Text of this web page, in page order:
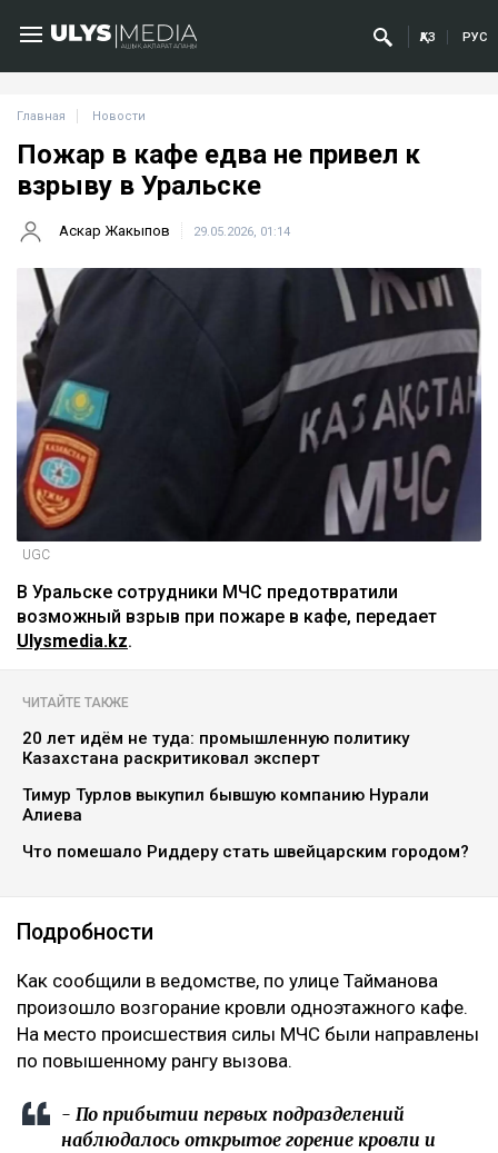
ҚАЗ РУС
Главная Новости
Пожар в кафе едва не привел к
взрыву в Уральске
Аскар Жакыпов 29.05.2026, 01:14
UGC
В Уральске сотрудники МЧС предотвратили
возможный взрыв при пожаре в кафе, передает
Ulysmedia.kz.
ЧИТАЙТЕ ТАКЖЕ
20 лет идём не туда: промышленную политику
Казахстана раскритиковал эксперт
Тимур Турлов выкупил бывшую компанию Нурали
Алиева
Что помешало Риддеру стать швейцарским городом?
Подробности
Как сообщили в ведомстве, по улице Тайманова
произошло возгорание кровли одноэтажного кафе.
На место происшествия силы МЧС были направлены
по повышенному рангу вызова.
- По прибытии первых подразделений
наблюдалось открытое горение кровли и